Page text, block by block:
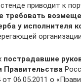
приводит к
требовать
у исполнителя
пострадавшие
Правительства
06.05.2011 о